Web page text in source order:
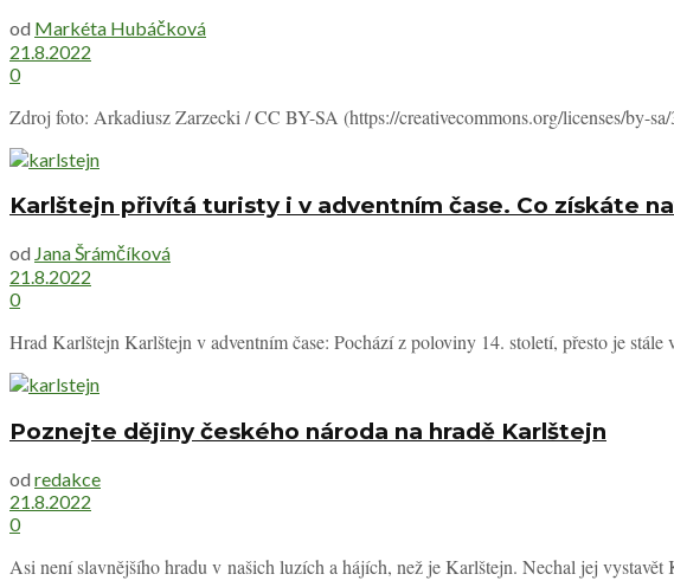
od Markéta Hubáčková
21.8.2022
0
Zdroj foto: Arkadiusz Zarzecki / CC BY-SA (https://creativecommons.org/licenses/by-
Karlštejn přivítá turisty i v adventním čase. Co získáte
od Jana Šrámčíková
21.8.2022
0
Hrad Karlštejn Karlštejn v adventním čase: Pochází z poloviny 14. století, přesto je
Poznejte dějiny českého národa na hradě Karlštejn
od redakce
21.8.2022
0
Asi není slavnějšího hradu v našich luzích a hájích, než je Karlštejn. Nechal jej